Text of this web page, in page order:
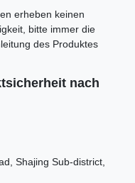
erheben keinen
bitte immer die
des Produktes
nach
Shajing Sub-district,